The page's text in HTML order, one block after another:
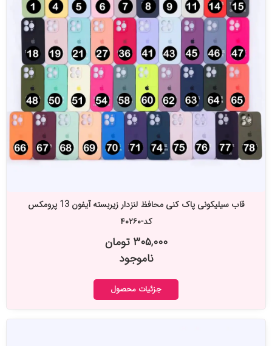
قاب سیلیکونی پاک کنی محافظ لنزدار زیربسته آیفون 13 پرومکس
کد-۴۰۲۶۰
۳۰۵,۰۰۰ تومان
ناموجود
جزئیات محصول